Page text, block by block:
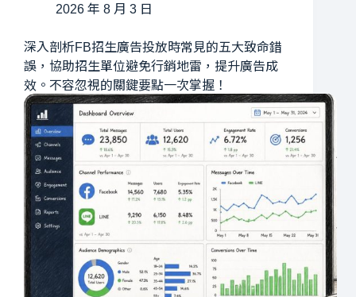
2026 年 8 月 3 日
深入剖析FB招生廣告投放時常見的五大致命錯
誤，協助招生單位避免行銷地雷，提升廣告成
效。不容忽視的關鍵要點一次掌握！